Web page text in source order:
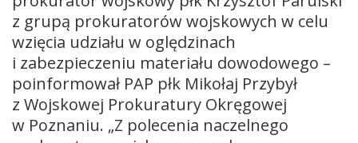
z grupą prokuratorów wojskowych w celu
wzięcia udziału w oględzinach
i zabezpieczeniu materiału dowodowego –
poinformował PAP płk Mikołaj Przybył
z Wojskowej Prokuratury Okręgowej
w Poznaniu. „Z polecenia naczelnego